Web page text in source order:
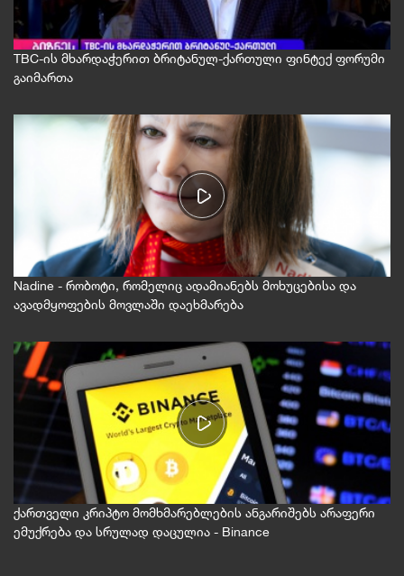
TBC-ის მხარდაჭერით ბრიტანულ-ქართული ფინტექ ფორუმი
გაიმართა
Nadine - რობოტი, რომელიც ადამიანებს მოხუცებისა და
ავადმყოფების მოვლაში დაეხმარება
ქართველი კრიპტო მომხმარებლების ანგარიშებს არაფერი
ემუქრება და სრულად დაცულია - Binance